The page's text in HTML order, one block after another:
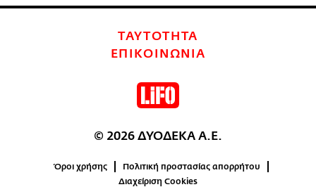
ΤΑΥΤΟΤΗΤΑ
ΕΠΙΚΟΙΝΩΝΙΑ
© 2026 ΔΥΟΔΕΚΑ Α.Ε.
Όροι χρήσης
Πολιτική προστασίας απορρήτου
Διαχείριση Cookies